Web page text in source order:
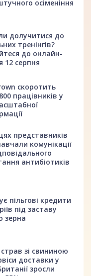
осіменіння
долучитися до
тренінгів?
до онлайн-
12 серпня
скоротить
працівників у
представників
комунікації
антибіотиків
пільгові кредити
під заставу
зерна
зі свининою
доставки у
зросли